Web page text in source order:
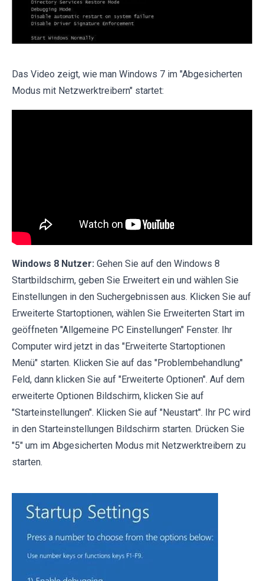
Das Video zeigt, wie man Windows 7 im "Abgesicherten
Modus mit Netzwerktreibern" startet:
Windows 8 Nutzer: Gehen Sie auf den Windows 8
Startbildschirm, geben Sie Erweitert ein und wählen Sie
Einstellungen in den Suchergebnissen aus. Klicken Sie auf
Erweiterte Startoptionen, wählen Sie Erweiterten Start im
geöffneten "Allgemeine PC Einstellungen" Fenster. Ihr
Computer wird jetzt in das "Erweiterte Startoptionen
Menü" starten. Klicken Sie auf das "Problembehandlung"
Feld, dann klicken Sie auf "Erweiterte Optionen". Auf dem
erweiterte Optionen Bildschirm, klicken Sie auf
"Starteinstellungen". Klicken Sie auf "Neustart". Ihr PC wird
in den Starteinstellungen Bildschirm starten. Drücken Sie
"5" um im Abgesicherten Modus mit Netzwerktreibern zu
starten.